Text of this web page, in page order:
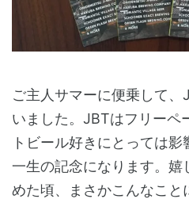
ご主人サマーに便乗して
いました。JBTはフリーペ
トビール好きにとっては影
一生の記念になります。
めた頃、まさかこんなこと